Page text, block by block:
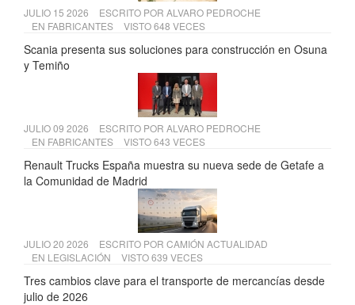
JULIO 15 2026 ESCRITO POR ALVARO PEDROCHE
EN FABRICANTES VISTO 648 VECES
Scania presenta sus soluciones para construcción en Osuna
y Temiño
JULIO 09 2026 ESCRITO POR ALVARO PEDROCHE
EN FABRICANTES VISTO 643 VECES
Renault Trucks España muestra su nueva sede de Getafe a
la Comunidad de Madrid
JULIO 20 2026 ESCRITO POR CAMIÓN ACTUALIDAD
EN LEGISLACIÓN VISTO 639 VECES
Tres cambios clave para el transporte de mercancías desde
julio de 2026